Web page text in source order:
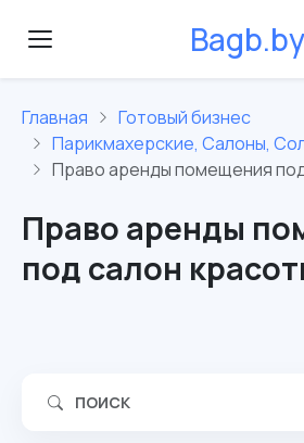
Bagb.by
Главная
Готовый бизнес
Парикмахерские, Салоны,
Право аренды помещения
Право аренды
под салон
ПОИСК